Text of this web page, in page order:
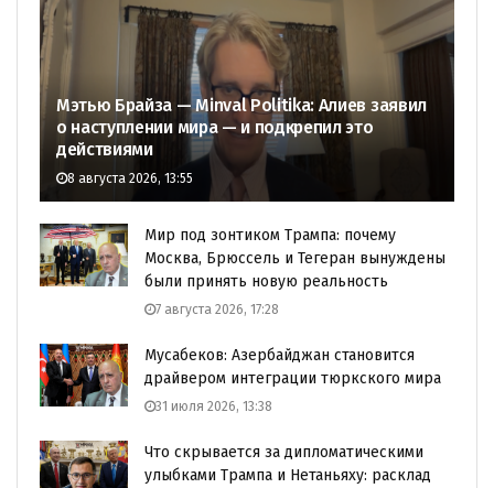
Мэтью Брайза — Minval Politika: Алиев заявил
о наступлении мира — и подкрепил это
действиями
8 августа 2026, 13:55
Мир под зонтиком Трампа: почему
Москва, Брюссель и Тегеран вынуждены
были принять новую реальность
7 августа 2026, 17:28
Мусабеков: Азербайджан становится
драйвером интеграции тюркского мира
31 июля 2026, 13:38
Что скрывается за дипломатическими
улыбками Трампа и Нетаньяху: расклад